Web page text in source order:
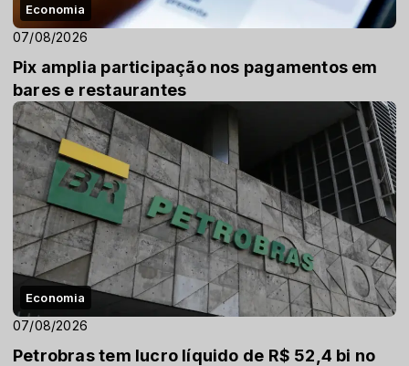
Economia
07/08/2026
Pix amplia participação nos pagamentos em
bares e restaurantes
Economia
07/08/2026
Petrobras tem lucro líquido de R$ 52,4 bi no